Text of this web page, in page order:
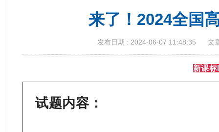
来了！2024全国
发布日期 : 2024-06-07 11:48:35 文
新课标
试题内容：